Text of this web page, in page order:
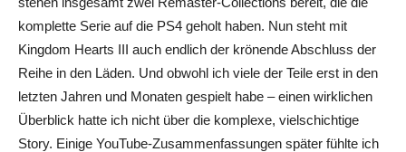
komplette Serie auf die PS4 geholt haben. Nun steht mit
Kingdom Hearts III auch endlich der krönende Abschluss der
Reihe in den Läden. Und obwohl ich viele der Teile erst in den
letzten Jahren und Monaten gespielt habe – einen wirklichen
Überblick hatte ich nicht über die komplexe, vielschichtige
Story. Einige YouTube-Zusammenfassungen später fühlte ich